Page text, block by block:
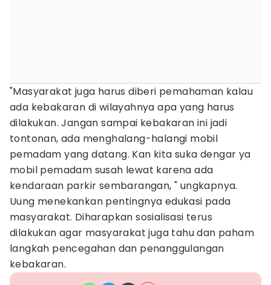
"Masyarakat juga harus diberi pemahaman kalau
ada kebakaran di wilayahnya apa yang harus
dilakukan. Jangan sampai kebakaran ini jadi
tontonan, ada menghalang-halangi mobil
pemadam yang datang. Kan kita suka dengar ya
mobil pemadam susah lewat karena ada
kendaraan parkir sembarangan, " ungkapnya.
Uung menekankan pentingnya edukasi pada
masyarakat. Diharapkan sosialisasi terus
dilakukan agar masyarakat juga tahu dan paham
langkah pencegahan dan penanggulangan
kebakaran.